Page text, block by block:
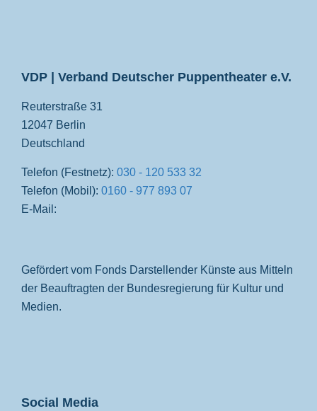
VDP | Verband Deutscher Puppentheater e.V.
Reuterstraße 31
12047 Berlin
Deutschland
Telefon (Festnetz): 030 - 120 533 32
Telefon (Mobil): 0160 - 977 893 07
E-Mail:
Gefördert vom Fonds Darstellender Künste aus Mitteln
der Beauftragten der Bundesregierung für Kultur und
Medien.
Social Media